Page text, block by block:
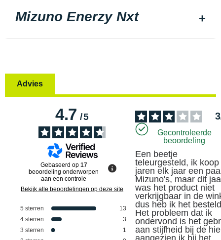
Mizuno Enerzy Nxt
Advies
4.7/5
Gebaseerd op 17
beoordeling onderworpen
aan een controle
Bekijk alle beoordelingen op deze site
5 sterren
13
4 sterren
3
3 sterren
1
3
Gecontroleerde
beoordeling
Een beetje
teleurgesteld, ik koop
jaren elk jaar een
Mizuno's, maar dit
was het product niet
verkrijgbaar in de
dus heb ik het
Het probleem dat ik
ondervond is het
aan stijfheid bij de
aangezien ik bij het